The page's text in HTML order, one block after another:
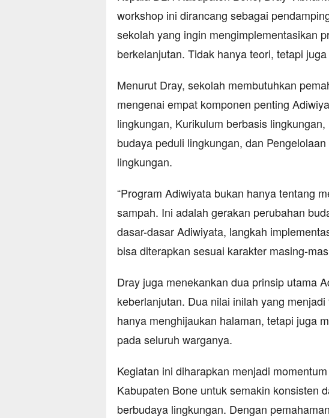
workshop ini dirancang sebagai
sekolah yang ingin mengimplementasikan
berkelanjutan. Tidak hanya teori, tetapi
Menurut Dray, sekolah membutuhkan
mengenai empat komponen penting
lingkungan, Kurikulum berbasis
budaya peduli lingkungan, dan
lingkungan.
“Program Adiwiyata bukan hanya tentang
sampah. Ini adalah gerakan perubahan
dasar-dasar Adiwiyata, langkah
bisa diterapkan sesuai karakter masing-
Dray juga menekankan dua prinsip utama
keberlanjutan. Dua nilai inilah yang
hanya menghijaukan halaman, tetapi juga
pada seluruh warganya.
Kegiatan ini diharapkan menjadi
Kabupaten Bone untuk semakin konsisten
berbudaya lingkungan. Dengan